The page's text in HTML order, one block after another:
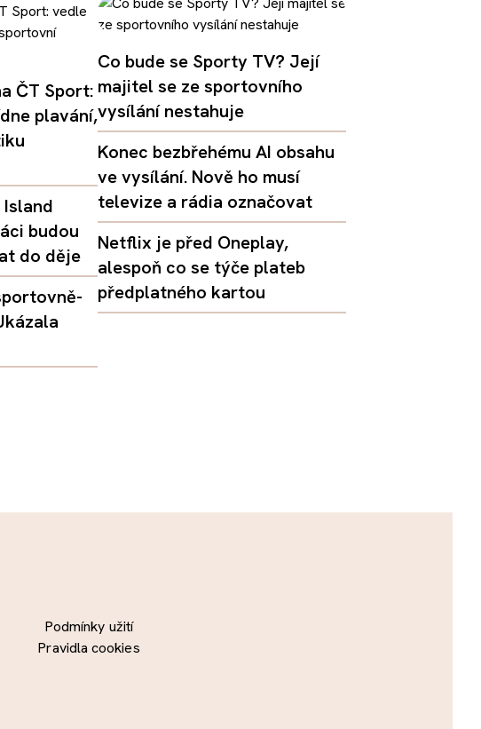
ČT Sport:
plavání,
Island
budou
do děje
Co bude se Sporty TV? Její
majitel se ze sportovního
vysílání nestahuje
Konec bezbřehému AI obsahu
ve vysílání. Nově ho musí
televize a rádia označovat
Netflix je před Oneplay,
alespoň co se týče plateb
předplatného kartou
Podmínky užití
Pravidla cookies